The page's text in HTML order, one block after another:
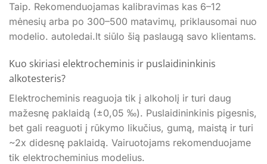
Taip. Rekomenduojamas kalibravimas kas 6–12
mėnesių arba po 300–500 matavimų, priklausomai nuo
modelio. autoledai.lt siūlo šią paslaugą savo klientams.
Kuo skiriasi elektrocheminis ir puslaidininkinis
alkotesteris?
Elektrocheminis reaguoja tik į alkoholį ir turi daug
mažesnę paklaidą (±0,05 ‰). Puslaidininkinis pigesnis,
bet gali reaguoti į rūkymo likučius, gumą, maistą ir turi
~2x didesnę paklaidą. Vairuotojams rekomenduojame
tik elektrocheminius modelius.